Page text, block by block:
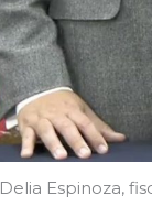
Delia Espinoza,